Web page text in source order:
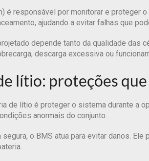
é responsável por monitorar e proteger
ajudando a evitar falhas que
depende tanto da qualidade das
descarga excessiva ou
lítio: proteções
de lítio é proteger o sistema durante a
anormais do conjunto.
o BMS atua para evitar danos.